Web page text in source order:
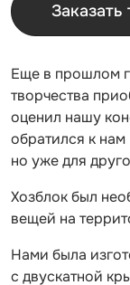
Еще в прошлом
творчества
оценил нашу
обратился к
но уже для
Хозблок был
вещей на
Нами была
с двускатной